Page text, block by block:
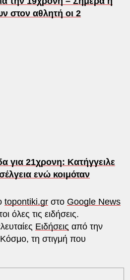
στον αθλητή οι 2
για 21χρονη: Κατήγγειλε
ενώ κοιμόταν
topontiki.grστο Google News
όλες τις ειδήσεις.
Ειδήσεις από την
τη στιγμή που